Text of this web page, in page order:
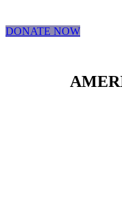
DONATE NOW